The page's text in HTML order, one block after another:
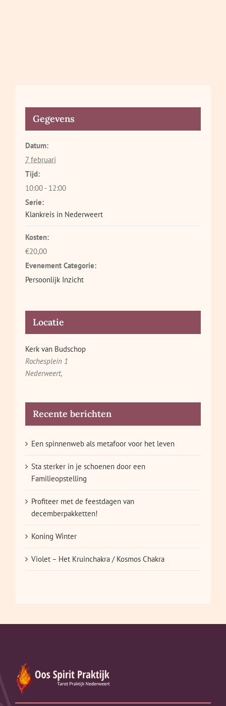
Gegevens
Datum:
7 februari
Tijd:
10:00 - 12:00
Serie:
Klankreis in Nederweert
Kosten:
€20,00
Evenement Categorie:
Persoonlijk Inzicht
Locatie
Kerk van Budschop
Rochesplein 1
Nederweert,
Recente berichten
Een spinnenweb als metafoor voor het leven
Sta sterker in je schoenen door een
Familieopstelling
Profiteer met de feestdagen van
decemberpakketten!
Koning Winter
Violet – Het Kruinchakra / Kosmos Chakra